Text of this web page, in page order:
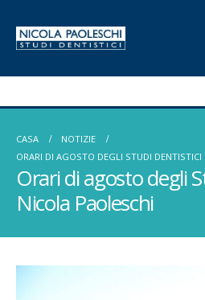
CASA
NOTIZIE
ORARI DI AGOSTO DEGLI STUDI DENTISTICI
Orari di agosto degli
Nicola Paoleschi